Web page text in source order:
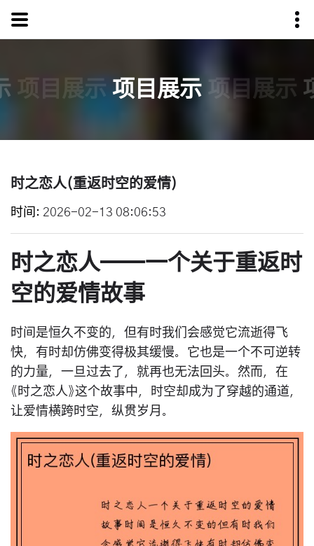
项目展示 项目展示 项目展示
时之恋人(重返时空的爱情)
时间 2026-02-13 08:06:53
时之恋人——一个关于重返时
空的爱情故事
时间是恒久不变的，但有时我们会感觉它流逝得飞
快，有时却仿佛变得极其缓慢。它也是一个不可逆转
的力量，一旦过去了，就再也无法回头。然而，在
《时之恋人》这个故事中，时空却成为了穿越的通道，
让爱情横跨时空，纵贯岁月。